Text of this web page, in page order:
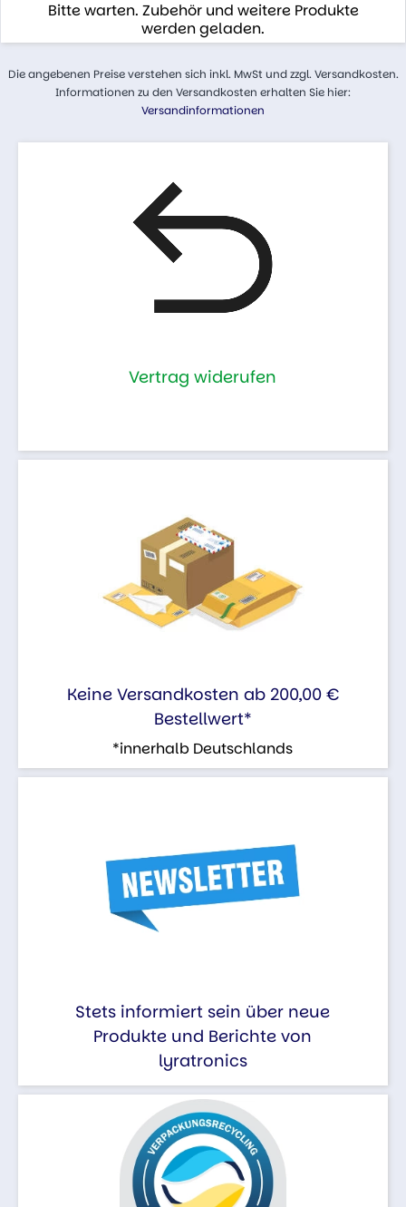
Bitte warten. Zubehör und weitere Produkte
werden geladen.
Die angebenen Preise verstehen sich inkl. MwSt und zzgl. Versandkosten.
Informationen zu den Versandkosten erhalten Sie hier:
Versandinformationen
Vertrag widerufen
Keine Versandkosten ab 200,00 €
Bestellwert*
*innerhalb Deutschlands
Stets informiert sein über neue
Produkte und Berichte von
lyratronics